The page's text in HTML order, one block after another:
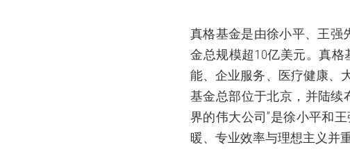
真格基金是由徐小平、王强
金总规模超10亿美元。真格
能、企业服务、医疗健康、
基金总部位于北京，并陆续
界的伟大公司”是徐小平和
暖、专业效率与理想主义并